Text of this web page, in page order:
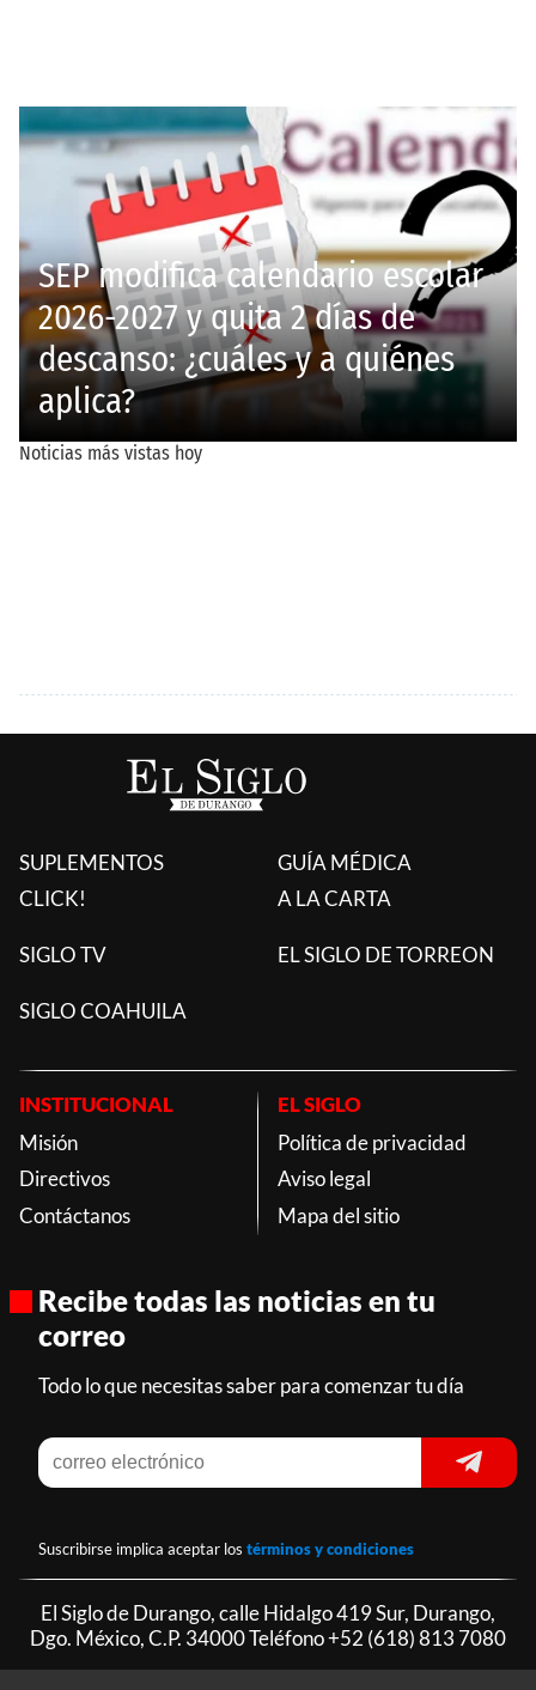
SUPLEMENTOS
CLICK!
GUÍA MÉDICA
A LA CARTA
SIGLO TV EL SIGLO DE TORREON
SIGLO COAHUILA
INSTITUCIONAL
Misión
Directivos
Contáctanos
EL SIGLO
Política de privacidad
Aviso legal
Mapa del sitio
Recibe todas las noticias en tu
correo
Todo lo que necesitas saber para comenzar tu día
Suscribirse implica aceptar los términos y condiciones
El Siglo de Durango, calle Hidalgo 419 Sur, Durango,
Dgo. México, C.P. 34000 Teléfono+52 (618) 813 7080